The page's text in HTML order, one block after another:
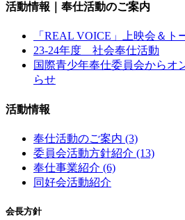
活動情報｜奉仕活動のご案内
「REAL VOICE」上映会＆ト
23-24年度 社会奉仕活動
国際青少年奉仕委員会からオ
らせ
活動情報
奉仕活動のご案内 (3)
委員会活動方針紹介 (13)
奉仕事業紹介 (6)
同好会活動紹介
会長方針